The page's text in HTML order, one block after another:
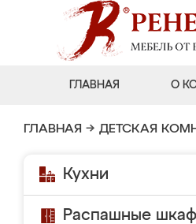
ГЛАВНАЯ О
ГЛАВНАЯ → ДЕТСКАЯ
Кухни
Распашные